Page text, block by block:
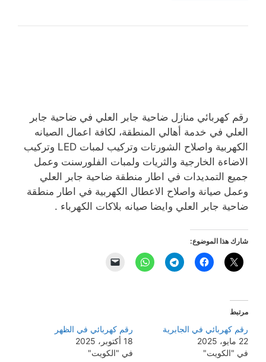
رقم كهربائي منازل ضاحية جابر العلي في ضاحية جابر
العلي في خدمة أهالي المنطقة، لكافة اعمال الصيانه
الكهربية واصلاح الشورتات وتركيب لمبات LED وتركيب
الاضاءة الخارجية والثريات ولمبات الفلورسنت وعمل
جميع التمديدات في اطار منطقة ضاحية جابر العلي
وعمل صيانة واصلاح الاعطال الكهربية في اطار منطقة
ضاحية جابر العلي وايضا صيانه بلاكات الكهرباء .
شارك هذا الموضوع:
مرتبط
رقم كهربائي في الجابرية
22 مايو، 2025
في "الكويت"
رقم كهربائي في الظهر
18 أكتوبر، 2025
في "الكويت"